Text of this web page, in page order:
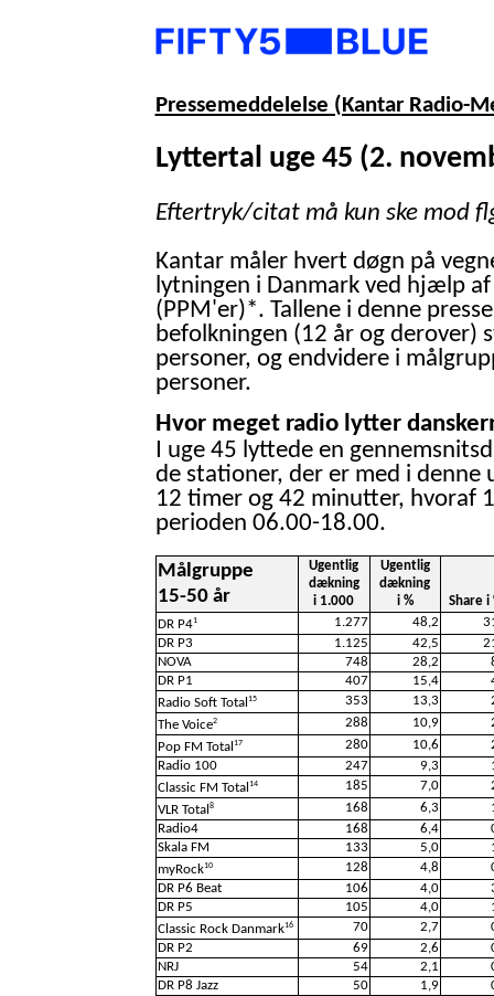
Pressemeddelelse (Kantar Radio-
Lyttertal uge 45 (2.
Eftertryk/citat må kun ske mod
Kantar måler hvert døgn på
lytningen i Danmark ved hjælp
(PPM'er)*. Tallene i denne
befolkningen (12 år og derover)
personer, og endvidere i
personer.
Hvor meget radio lytter
I uge 45 lyttede en
de stationer, der er med i denne
12 timer og 42 minutter, hvoraf
perioden 06.00-18.00.
Målgruppe
15-50 år
Ugentlig
dækning
i 1.000
Ugentlig
dækning
i %
Share i
DR P41 1.277 48,2
DR P3
1.125 42,5
NOVA
748 28,2
DR P1
407 15,4
Radio Soft Total 15 353 13,3
The Voice2 288 10,9
Pop FM Total 17 280 10,6
Radio 100
247 9,3
Classic FM Total 14 185 7,0
VLR Total 8 168 6,3
Radio4
168 6,4
Skala FM
133 5,0
myRock10 128 4,8
DR P6 Beat
106 4,0
DR P5
105 4,0
Classic Rock Danmark16 70 2,7
DR P2
69 2,6
NRJ
54 2,1
DR P8 Jazz
50 1,9